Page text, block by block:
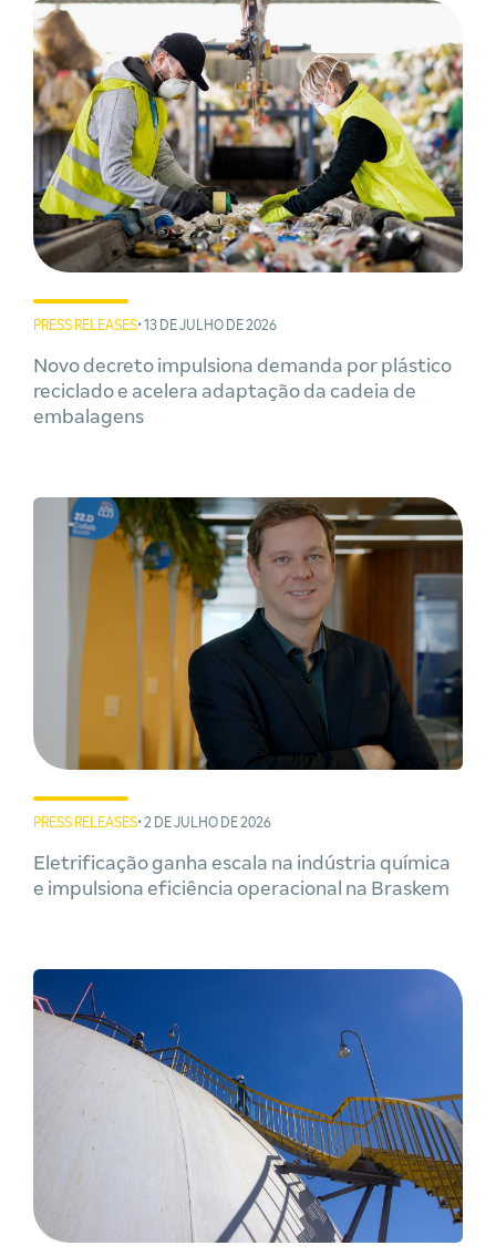
PRESS RELEASES• 13 DE JULHO DE 2026
Novo decreto impulsiona demanda por plástico
reciclado e acelera adaptação da cadeia de
embalagens
PRESS RELEASES• 2 DE JULHO DE 2026
Eletrificação ganha escala na indústria química
e impulsiona eficiência operacional na Braskem